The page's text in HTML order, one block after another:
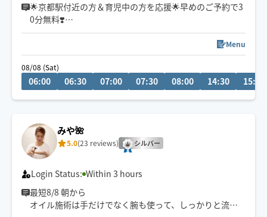
🌟京都駅付近の方＆育児中の方を応援🌟早めのご予約で3
0分無料❣️
初めまして。指圧と整体とリバースエイジング(若返り)が
得意なエステティシャンです♪有名人も通われる会員制
サロンにスカウトされ、勤めておりました。大阪府個人
ランキング上位実績あり。有名５つ星ホテルのサロン勤
務(60分・22,000円〜)
Menu
08/08 (Sat)
06:00 06:30 07:00 07:30 08:00 14:30 15:00
みや🌺
5.0(23 reviews) シルバー
Login Status: Within 3 hours
最短8/8 朝から
オイル施術は手だけでなく腕も使って、しっかりと流し